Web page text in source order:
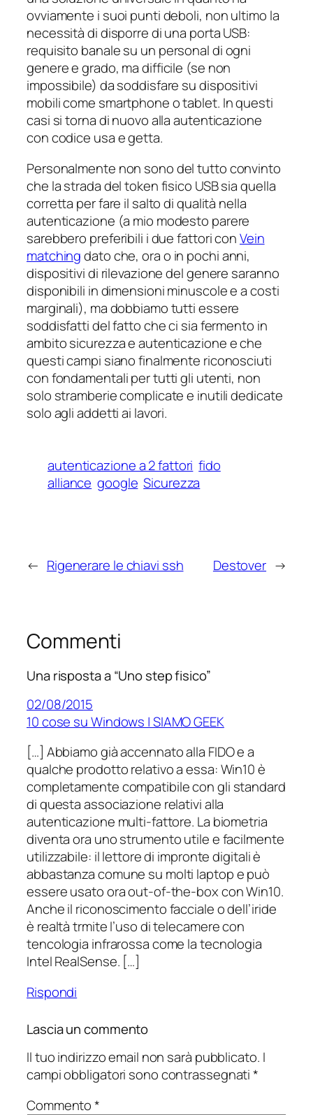
ovviamente i suoi punti deboli, non ultimo la
necessità di disporre di una porta USB:
requisito banale su un personaldi ogni
genere e grado, ma difficile (se non
impossibile) da soddisfare su dispositivi
mobili come smartphone o tablet. In questi
casi si torna di nuovo alla autenticazione
con codice usa e getta.
Personalmente non sono del tutto convinto
che la strada del token fisico USB sia quella
corretta per fare il salto di qualità nella
autenticazione (a mio modesto parere
sarebbero preferibili i due fattori conVein
matchingdato che, ora o in pochi anni,
dispositivi di rilevazione del genere saranno
disponibili in dimensioni minuscole e a costi
marginali), ma dobbiamo tutti essere
soddisfatti del fatto che ci sia fermento in
ambito sicurezza e autenticazione e che
questi campi siano finalmente riconosciuti
con fondamentali per tutti gli utenti, non
solo stramberie complicate e inutili dedicate
solo agli addetti ai lavori.
autenticazione a 2 fattori fido
alliance google Sicurezza
← Rigenerare le chiavi ssh Destover →
Commenti
Una risposta a “Uno step fisico”
02/08/2015
10 cose su Windows | SIAMO GEEK
[…] Abbiamo già accennato alla FIDO e a
qualche prodotto relativo a essa: Win10 è
completamente compatibile con gli standard
di questa associazione relativi alla
autenticazione multi-fattore. La biometria
diventa ora uno strumento utile e facilmente
utilizzabile: il lettore di impronte digitali è
abbastanza comune su molti laptop e può
essere usato ora out-of-the-box con Win10.
Anche il riconoscimento facciale o dell’iride
è realtà trmite l’uso di telecamere con
tencologia infrarossa come la tecnologia
Intel RealSense. […]
Rispondi
Lascia un commento
Il tuo indirizzo email non sarà pubblicato. I
campi obbligatori sono contrassegnati*
Commento*